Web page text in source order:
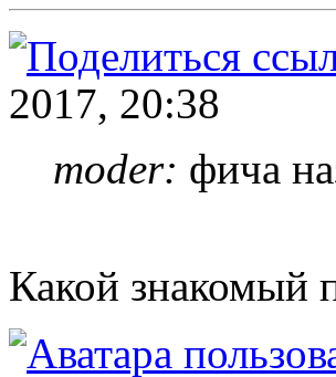
2017, 20:38
moder: фича
Какой знакомый